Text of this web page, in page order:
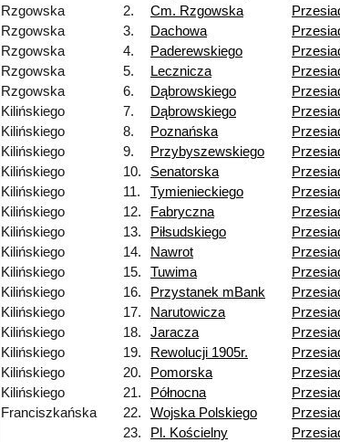
Rzgowska
2. Cm. Rzgowska
Rzgowska
3. Dachowa
Rzgowska
4. Paderewskiego
Rzgowska
5. Lecznicza
Rzgowska
6. Dąbrowskiego
Kilińskiego
7. Dąbrowskiego
Kilińskiego
8. Poznańska
Kilińskiego
9. Przybyszewskiego
Kilińskiego
10. Senatorska
Kilińskiego
11. Tymienieckiego
Kilińskiego
12. Fabryczna
Kilińskiego
13. Piłsudskiego
Kilińskiego
14. Nawrot
Kilińskiego
15. Tuwima
Kilińskiego
16. Przystanek mBank
Kilińskiego
17. Narutowicza
Kilińskiego
18. Jaracza
Kilińskiego
19. Rewolucji 1905r.
Kilińskiego
20. Pomorska
Kilińskiego
21. Północna
Franciszkańska
22. Wojska Polskiego
23.
Pl. Kościelny